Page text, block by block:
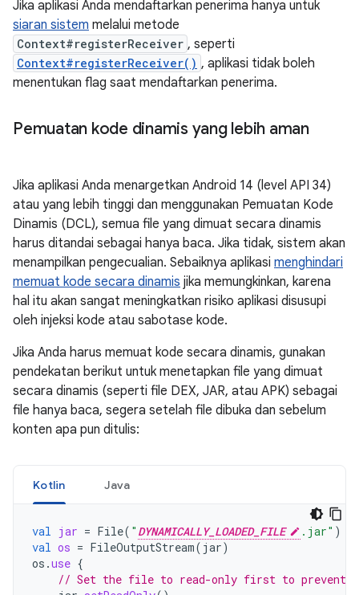
Jika aplikasi Anda mendaftarkan penerima hanya untuk
siaran sistem melalui metode
Context#registerReceiver , seperti
Context#registerReceiver() , aplikasi tidak boleh
menentukan flag saat mendaftarkan penerima.
Pemuatan kode dinamis yang lebih aman
Jika aplikasi Anda menargetkan Android 14 (level API 34)
atau yang lebih tinggi dan menggunakan Pemuatan Kode
Dinamis (DCL), semua file yang dimuat secara dinamis
harus ditandai sebagai hanya baca. Jika tidak, sistem akan
menampilkan pengecualian. Sebaiknya aplikasi menghindari
memuat kode secara dinamis jika memungkinkan, karena
hal itu akan sangat meningkatkan risiko aplikasi disusupi
oleh injeksi kode atau sabotase kode.
Jika Anda harus memuat kode secara dinamis, gunakan
pendekatan berikut untuk menetapkan file yang dimuat
secara dinamis (seperti file DEX, JAR, atau APK) sebagai
file hanya baca, segera setelah file dibuka dan sebelum
konten apa pun ditulis:
Kotlin Java
val jar = File( " DYNAMICALLY_LOADED_FILE .jar" )
val os = FileOutputStream( jar)
os .use {
// Set the file to read-only first to prevent